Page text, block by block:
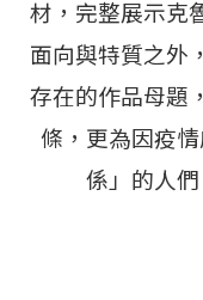
材，完整展示克
面向與特質之外
存在的作品母題
條，更為因疫
係」的人